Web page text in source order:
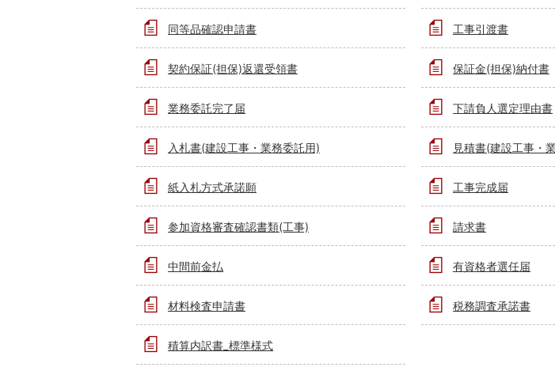
同等品確認申請書 工事引渡書
契約保証(担保)返還受領書 保証金(担保)納付書
業務委託完了届 下請負人選定理由書
入札書(建設工事・業務委託用) 見積書(建設工事・
紙入札方式承諾願 工事完成届
参加資格審査確認書類(工事) 請求書
中間前金払 有資格者選任届
材料検査申請書 税務調査承諾書
積算内訳書_標準様式